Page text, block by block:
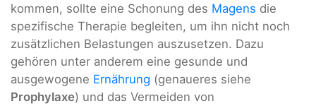
kommen, sollte eine Schonung des Magens die
spezifische Therapie begleiten, um ihn nicht noch
zusätzlichen Belastungen auszusetzen. Dazu
gehören unter anderem eine gesunde und
ausgewogene Ernährung (genaueres siehe
Prophylaxe) und das Vermeiden von